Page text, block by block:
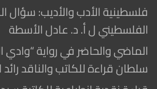
فلسطينية الأدب والأديب: سؤال
الفلسطيني ل أ. د. عادل الأسطة
الماضي والحاضر في رواية “وادي
سلطان قراءة للكاتب والناقد